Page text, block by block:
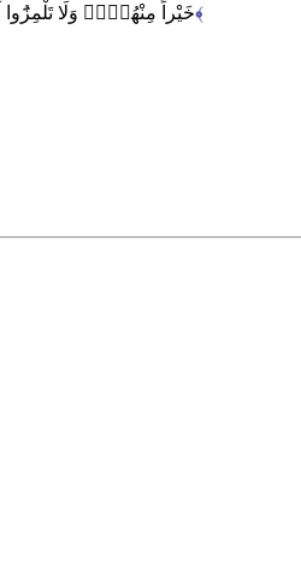
خَيْراً مِنْهُنَّۚ وَلَا﴿١١﴾